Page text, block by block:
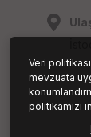
Veri
mevzuata
politikamızı